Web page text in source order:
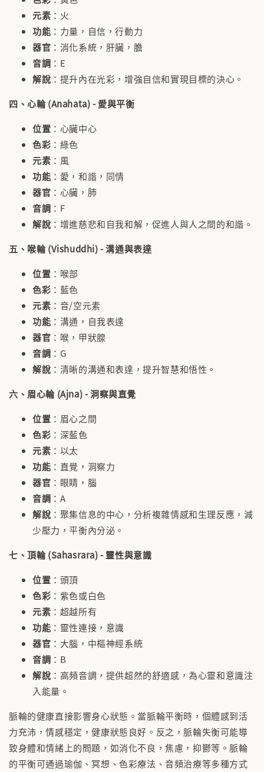
元素 ：火
功能 ：力量，自信，行動力
器官 ：消化系統，肝臟，膽
音調 ：E
解說 ：提升內在光彩，增強自信和實現目標的決心。
四、心輪 (Anahata) - 愛與平衡
位置 ：心臟中心
色彩 ：綠色
元素 ：風
功能 ：愛，和諧，同情
器官 ：心臟，肺
音調 ：F
解說 ：增進慈悲和自我和解，促進人與人之間的和諧。
五、喉輪 (Vishuddhi) - 溝通與表達
位置 ：喉部
色彩 ：藍色
元素 ：音/空元素
功能 ：溝通，自我表達
器官 ：喉，甲狀腺
音調 ：G
解說 ：清晰的溝通和表達，提升智慧和悟性。
六、眉心輪 (Ajna) - 洞察與直覺
位置 ：眉心之間
色彩 ：深藍色
元素 ：以太
功能 ：直覺，洞察力
器官 ：眼睛，腦
音調 ：A
解說 ：聚集信息的中心，分析複雜情感和生理反應，減
少壓力，平衡內分泌。
七、頂輪 (Sahasrara) - 靈性與意識
位置 ：頭頂
色彩 ：紫色或白色
元素 ：超越所有
功能 ：靈性連接，意識
器官 ：大腦，中樞神經系統
音調 ：B
解說 ：高頻音調，提供超然的舒適感，為心靈和意識注
入能量。
脈輪的健康直接影響身心狀態。當脈輪平衡時，個體感到活
力充沛，情感穩定，健康狀態良好。反之，脈輪失衡可能導
致身體和情緒上的問題，如消化不良，焦慮，抑鬱等。脈輪
的平衡可通過瑜伽、冥想、色彩療法、音頻治療等多種方式